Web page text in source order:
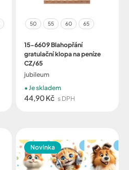
50 55 60 65
15-6609 Blahopřání
gratulační klopa na peníze
CZ/65
jubileum
44,90 Kč s DPH
Je skladem
Novinka